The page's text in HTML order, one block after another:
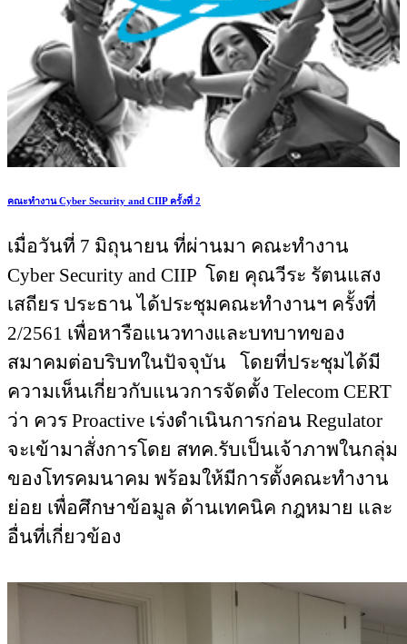
คณะทำงาน Cyber Security and CIIP ครั้งที่ 2
เมื่อวันที่ 7 มิถุนายน ที่ผ่านมา คณะทำงาน
Cyber Security and CIIP โดย คุณวีระ รัตนแสง
เสถียร ประธาน ได้ประชุมคณะทำงานฯ ครั้งที่
2/2561 เพื่อหารือแนวทางและบทบาทของ
สมาคมต่อบริบทในปัจจุบัน โดยที่ประชุมได้มี
ความเห็นเกี่ยวกับแนวการจัดตั้ง Telecom CERT
ว่า ควร Proactive เร่งดำเนินการก่อน Regulator
จะเข้ามาสั่งการโดย สทค.รับเป็นเจ้าภาพในกลุ่ม
ของโทรคมนาคม พร้อมให้มีการตั้งคณะทำงาน
ย่อย เพื่อศึกษาข้อมูล ด้านเทคนิค กฎหมาย และ
อื่นที่เกี่ยวข้อง